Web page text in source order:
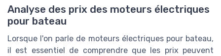
Analyse des prix des moteurs électriques
pour bateau
Lorsque l'on parle de moteurs électriques pour bateau,
il est essentiel de comprendre que les prix peuvent